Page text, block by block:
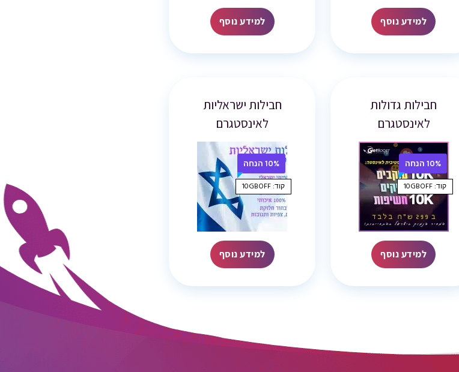
למידע נוסף למידע נוסף
חבילות גדולות
לאינסטגרם
10% הנחה
קוד: 10GBOFF
למידע נוסף
חבילות ישראליות
לאינסטגרם
10% הנחה
קוד: 10GBOFF
למידע נוסף